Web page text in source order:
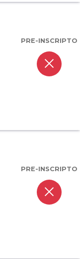
PRE-INSCRIPTO
close
PRE-INSCRIPTO
close